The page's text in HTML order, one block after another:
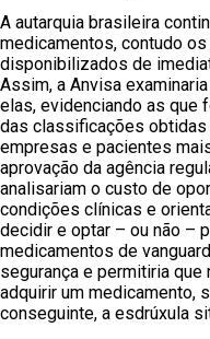
A autarquia brasileira
medicamentos, contudo
disponibilizados de
Assim, a Anvisa
elas, evidenciando as que
das classificações obtidas
empresas e pacientes
aprovação da agência
analisariam o custo de
condições clínicas e
decidir e optar – ou não –
medicamentos de
segurança e permitiria
adquirir um medicamento,
conseguinte, a esdrúxula